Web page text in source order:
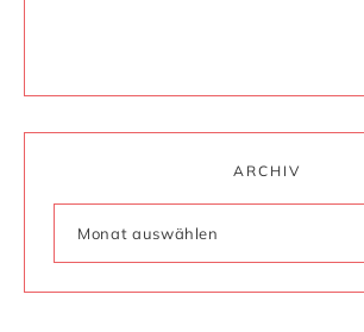
ARCHIV